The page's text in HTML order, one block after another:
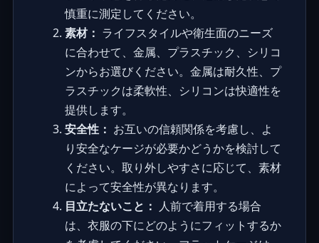
慎重に測定してください。
素材： ライフスタイルや衛生面のニーズ
に合わせて、金属、プラスチック、シリコ
ンからお選びください。金属は耐久性、プ
ラスチックは柔軟性、シリコンは快適性を
提供します。
安全性： お互いの信頼関係を考慮し、よ
り安全なケージが必要かどうかを検討して
ください。取り外しやすさに応じて、素材
によって安全性が異なります。
目立たないこと： 人前で着用する場合
は、衣服の下にどのようにフィットするか